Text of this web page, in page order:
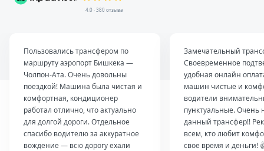
4.0 · 380 отзыва
Пользовались трансфером по
маршруту аэропорт Бишкека —
Чолпон-Ата. Очень довольны
поездкой! Машина была чистая и
комфортная, кондиционер
работал отлично, что актуально
для долгой дороги. Отдельное
спасибо водителю за аккуратное
вождение — всю дорогу ехали
Замечательный
Своевременное
удобная онлайн
машин чистые и
водители
пунктуальные. Очень
данный трансфер!!
всем, кто любит
свое время и деньги!